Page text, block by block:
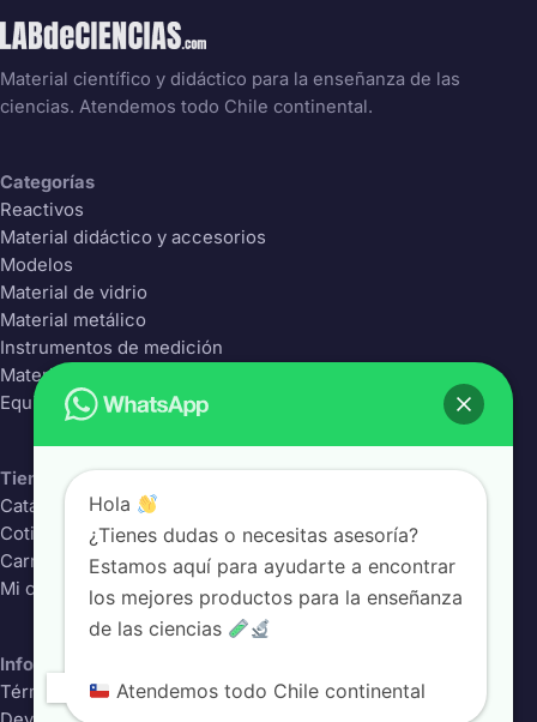
Material científico y didáctico para la enseñanza de las
ciencias. Atendemos todo Chile continental.
Categorías
Reactivos
Material didáctico y accesorios
Modelos
Material de vidrio
Material metálico
Instrumentos de medición
Material Plástico
Equipos de laboratorio
Tienda
Catálogo completo
Cotizador
Carrito
Mi cuenta
Información
Términos y condiciones
Hola
¿Tienes dudas o necesitas asesoría?
Estamos aquí para ayudarte a encontrar
los mejores productos para la enseñanza
de las ciencias
Atendemos todo Chile continental